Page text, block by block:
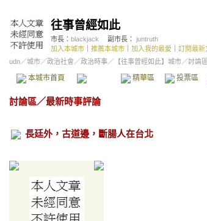
往事曾經如此
市長： blackjack 副市長： juntruth
加入本城市
推薦本城市 加入我的最愛
訂閱最新
udn／城市／政治社會 ／政治時事／ 【往事曾經如此】城市／討論
本城市首頁 精華區 投票區
討論區／最新時事評論
長廷外，古道邊，斷腸人在台北